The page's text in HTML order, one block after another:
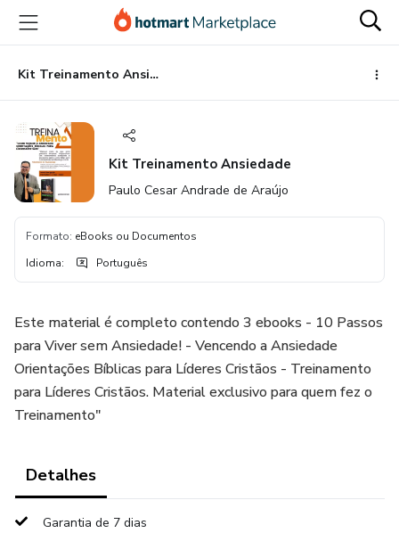
para
conteúdo
principal
para
pagamento
para
rodapé
Kit Treinamento Ansiedade
Kit Treinamento Ansiedade
Paulo Cesar Andrade de Araújo
Formato: eBooks ou Documentos
Idioma: Português
Este material é completo contendo 3 ebooks - 10 Passos
para Viver sem Ansiedade! - Vencendo a Ansiedade
Orientações Bíblicas para Líderes Cristãos - Treinamento
para Líderes Cristãos. Material exclusivo para quem fez o
Treinamento"
Detalhes
Garantia de 7 dias